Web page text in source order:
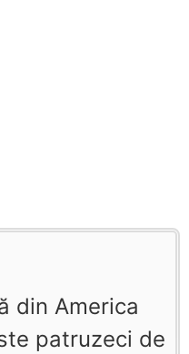
din America
patruzeci de